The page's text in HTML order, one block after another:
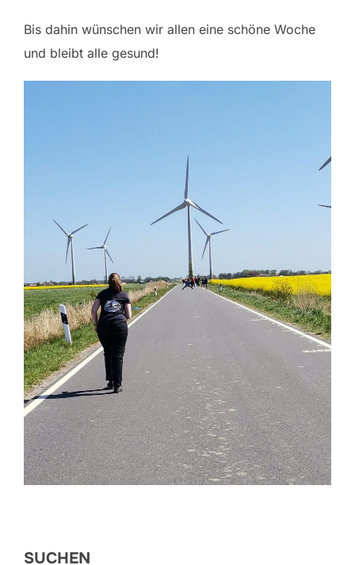
Bis dahin wünschen wir allen eine schöne Woche
und bleibt alle gesund!
SUCHEN